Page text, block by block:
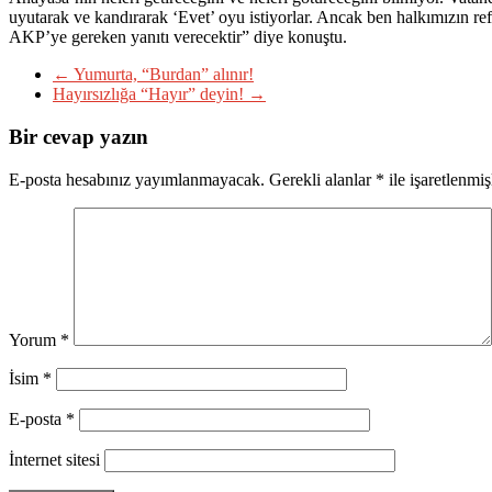
uyutarak ve kandırarak ‘Evet’ oyu istiyorlar. Ancak ben halkımızın
AKP’ye gereken yanıtı verecektir” diye konuştu.
← Yumurta, “Burdan” alınır!
Hayırsızlığa “Hayır” deyin! →
Bir cevap yazın
E-posta hesabınız yayımlanmayacak. Gerekli alanlar * ile
Yorum *
İsim *
E-posta *
İnternet sitesi